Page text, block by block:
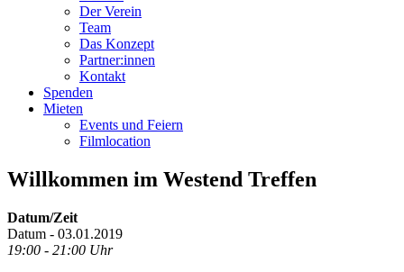
Der Verein
Team
Das Konzept
Partner:innen
Kontakt
Spenden
Mieten
Events und Feiern
Filmlocation
Willkommen im Westend Treffen
Datum/Zeit
Datum - 03.01.2019
19:00 - 21:00 Uhr